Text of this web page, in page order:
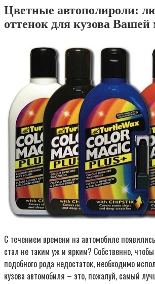
Цветные автополироли:
оттенок для кузова
С течением времени на автомобиле
стал не таким уж и ярким? Собственно,
подобного рода недостаток, необходимо
кузова автомобиля – это, пожалуй, самый